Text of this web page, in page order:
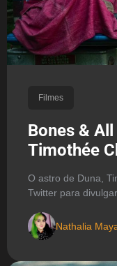
Filmes
Bones &
Timothée
O astro de Duna,
Twitter para
Nathalia